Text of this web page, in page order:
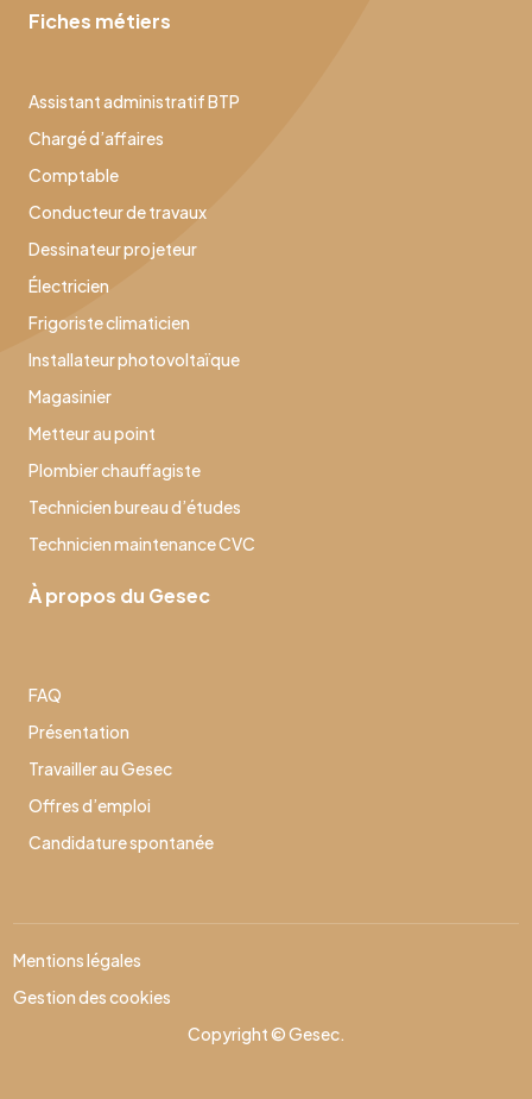
Fiches métiers
Assistant administratif BTP
Chargé d’affaires
Comptable
Conducteur de travaux
Dessinateur projeteur
Électricien
Frigoriste climaticien
Installateur photovoltaïque
Magasinier
Metteur au point
Plombier chauffagiste
Technicien bureau d’études
Technicien maintenance CVC
À propos du Gesec
FAQ
Présentation
Travailler au Gesec
Offres d’emploi
Candidature spontanée
Copyright © Gesec.
Mentions légales
Gestion des cookies